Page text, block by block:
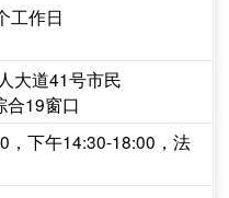
工作日
大道41号市民
合19窗口
，下午14:30-18:00，法